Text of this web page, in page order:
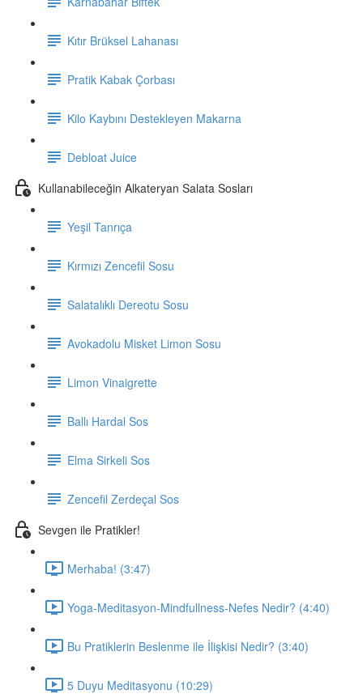
Kıtır Brüksel Lahanası
Pratik Kabak Çorbası
Kilo Kaybını Destekleyen Makarna
Debloat Juice
Kullanabileceğin Alkateryan Salata Sosları
Yeşil Tanrıça
Kırmızı Zencefil Sosu
Salatalıklı Dereotu Sosu
Avokadolu Misket Limon Sosu
Limon Vinaigrette
Ballı Hardal Sos
Elma Sirkeli Sos
Zencefil Zerdeçal Sos
Sevgen ile Pratikler!
Merhaba! (3:47)
Yoga-Meditasyon-Mindfullness-Nefes Nedir? (4:40)
Bu Pratiklerin Beslenme ile İlişkisi Nedir? (3:40)
5 Duyu Meditasyonu (10:29)